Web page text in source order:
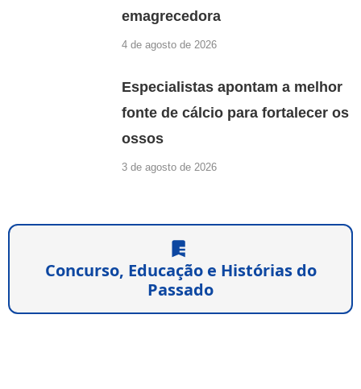
emagrecedora
4 de agosto de 2026
Especialistas apontam a melhor
fonte de cálcio para fortalecer os
ossos
3 de agosto de 2026
Concurso, Educação e Histórias do
Passado